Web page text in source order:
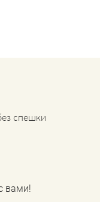
спешки
вами!